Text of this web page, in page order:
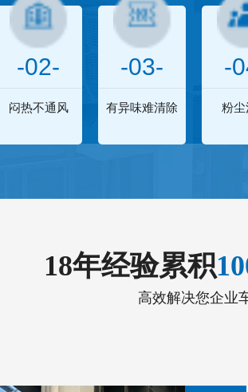
-02-
闷热不通风
-03-
有异味难清除
-
粉尘
18年经验累积
高效解决您企业